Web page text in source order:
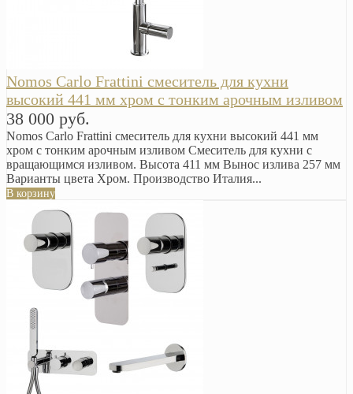
Nomos Carlo Frattini смеситель для кухни
высокий 441 мм хром с тонким арочным изливом
38 000 руб.
Nomos Carlo Frattini смеситель для кухни высокий 441 мм
хром с тонким арочным изливом Смеситель для кухни с
вращающимся изливом. Высота 411 мм Вынос излива 257 мм
Варианты цвета Хром. Производство Италия...
В корзину